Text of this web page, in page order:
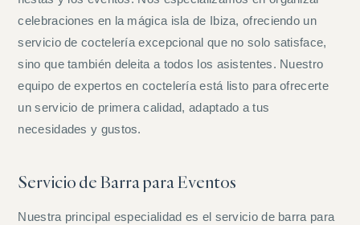
celebraciones en la mágica isla de Ibiza, ofreciendo un
servicio de coctelería excepcional que no solo satisface,
sino que también deleita a todos los asistentes. Nuestro
equipo de expertos en coctelería está listo para ofrecerte
un servicio de primera calidad, adaptado a tus
necesidades y gustos.
Servicio de Barra para Eventos
Nuestra principal especialidad es el servicio de barra para